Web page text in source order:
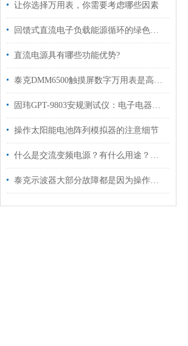
让你选择万用表，你需要考虑哪些因素
回馈式直流电子负载能源循环的绿色引擎
直流电源具有哪些功能优势?
泰克DMM6500触摸屏数字万用表是高精度测量的得力助手
固玮GPT-9803安规测试仪：电子电器产品安全测试的得力助手
操作太阳能电池阵列模拟器的注意细节
什么是交流变频电源？有什么用途？主要应用哪方面？
泰克示波器大部分故障都是因为操作者使用不当造成的